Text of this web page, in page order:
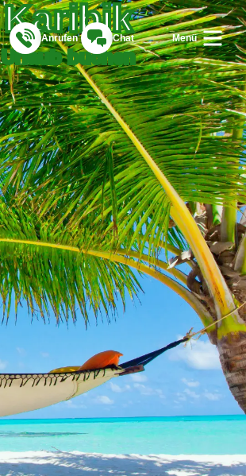
Anrufen Chat Menü
Karibik
Urlaub buchen